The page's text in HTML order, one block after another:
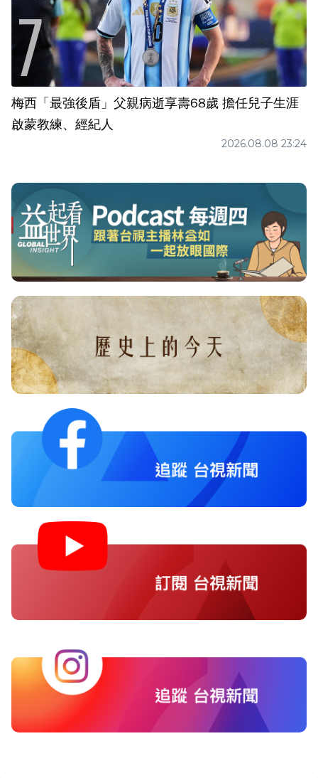
梅西「最強後盾」父親病逝享壽68歲 擔任兒子生涯
啟蒙教練、經紀人
2026.08.08 23:24